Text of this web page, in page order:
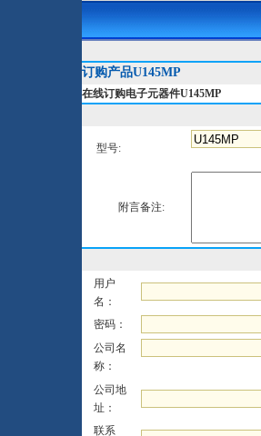
订购产品U145MP
在线订购电子元器件U145MP
型号:
附言备注:
用户
名：
密码：
公司名
称：
公司地
址：
联系